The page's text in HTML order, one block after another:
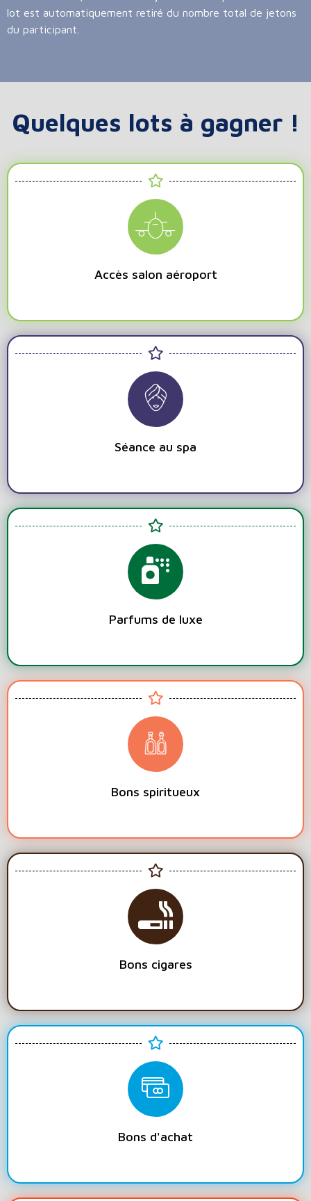
lot est automatiquement retiré du nombre total de jetons
du participant.
Quelques lots à gagner !
Accès salon aéroport
Séance au spa
Parfums de luxe
Bons spiritueux
Bons cigares
Bons d'achat